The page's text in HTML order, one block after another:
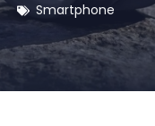
Smartphone